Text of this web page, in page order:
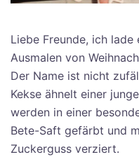
Liebe Freunde, ich
Ausmalen von
Der Name ist nicht
Kekse ähnelt einer
werden in einer
Bete-Saft gefärbt und
Zuckerguss verziert.